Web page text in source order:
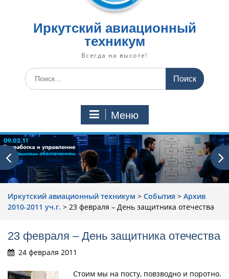
Иркутский авиационный
техникум
Всегда на высоте!
Искать:
Меню
Иркутский авиационный техникум > События > Архив
2010-2011 уч.г. > 23 февраля – День защитника отечества
23 февраля – День защитника отечества
24 февраля 2011
Стоим мы на посту, повзводно и поротно.